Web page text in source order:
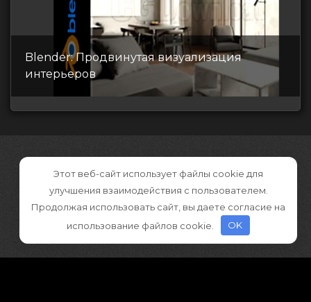
Blender: Продвинутая визуализация
интерьеров
Этот веб-сайт использует файлы cookie для
улучшения взаимодействия с пользователем.
Продолжая использовать сайт, вы даете согласие на
использование файлов cookie.
OK